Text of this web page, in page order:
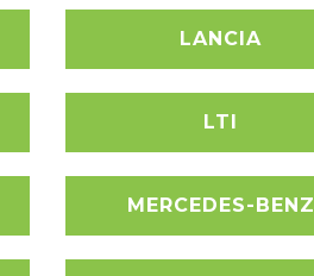
LANCIA
LTI
MERCEDES-BENZ